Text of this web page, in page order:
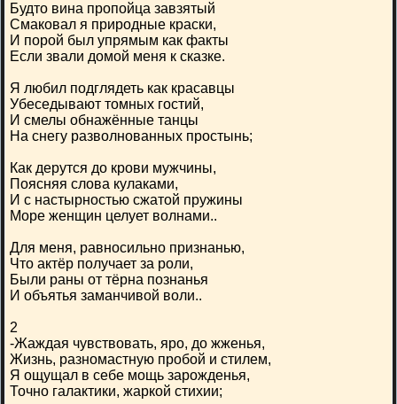
Будто вина пропойца завзятый
Смаковал я природные краски,
И порой был упрямым как факты
Если звали домой меня к сказке.
Я любил подглядеть как красавцы
Убеседывают томных гостий,
И смелы обнажённые танцы
На снегу разволнованных простынь;
Как дерутся до крови мужчины,
Поясняя слова кулаками,
И с настырностью сжатой пружины
Море женщин целует волнами..
Для меня, равносильно признанью,
Что актёр получает за роли,
Были раны от тёрна познанья
И объятья заманчивой воли..
2
-Жаждая чувствовать, яро, до жженья,
Жизнь, разномастную пробой и стилем,
Я ощущал в себе мощь зарожденья,
Точно галактики, жаркой стихии;